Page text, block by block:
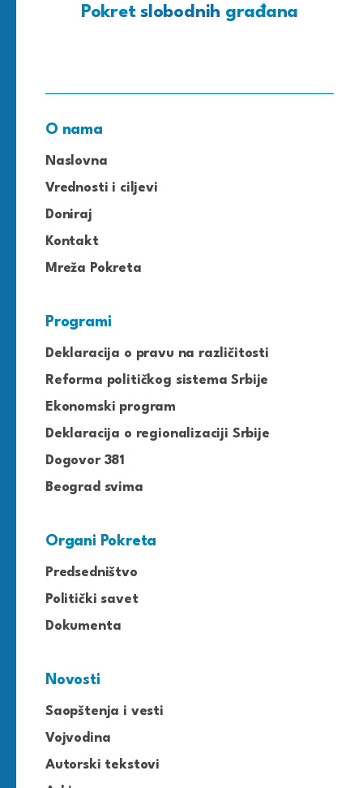
Pokretslobodnih građana
O nama
Naslovna
Vrednosti i ciljevi
Doniraj
Kontakt
Mreža Pokreta
Programi
Deklaracija o pravu na različitosti
Reforma političkog sistema Srbije
Ekonomski program
Deklaracija o regionalizaciji Srbije
Dogovor 381
Beograd svima
Organi Pokreta
Predsedništvo
Politički savet
Dokumenta
Novosti
Saopštenja i vesti
Vojvodina
Autorski tekstovi